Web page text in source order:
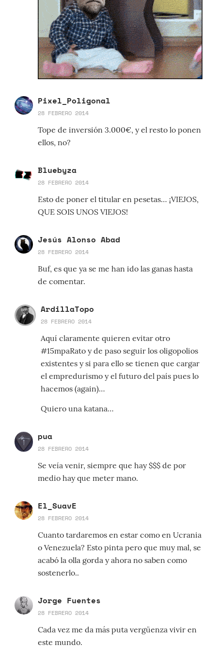
Pixel_Poligonal
28 FEBRERO 2014
Tope de inversión 3.000€, y el resto lo ponen
ellos, no?
Bluebyza
28 FEBRERO 2014
Esto de poner el titular en pesetas… ¡VIEJOS,
QUE SOIS UNOS VIEJOS!
Jesús Alonso Abad
28 FEBRERO 2014
Buf, es que ya se me han ido las ganas hasta
de comentar.
ArdillaTopo
28 FEBRERO 2014
Aquí claramente quieren evitar otro
#15mpaRato y de paso seguir los oligopolios
existentes y si para ello se tienen que cargar
el empredurismo y el futuro del país pues lo
hacemos (again)…
Quiero una katana…
pua
28 FEBRERO 2014
Se veía venir, siempre que hay $$$ de por
medio hay que meter mano.
El_SuavE
28 FEBRERO 2014
Cuanto tardaremos en estar como en Ucrania
o Venezuela? Esto pinta pero que muy mal, se
acabó la olla gorda y ahora no saben como
sostenerlo..
Jorge Fuentes
28 FEBRERO 2014
Cada vez me da más puta vergüenza vivir en
este mundo.